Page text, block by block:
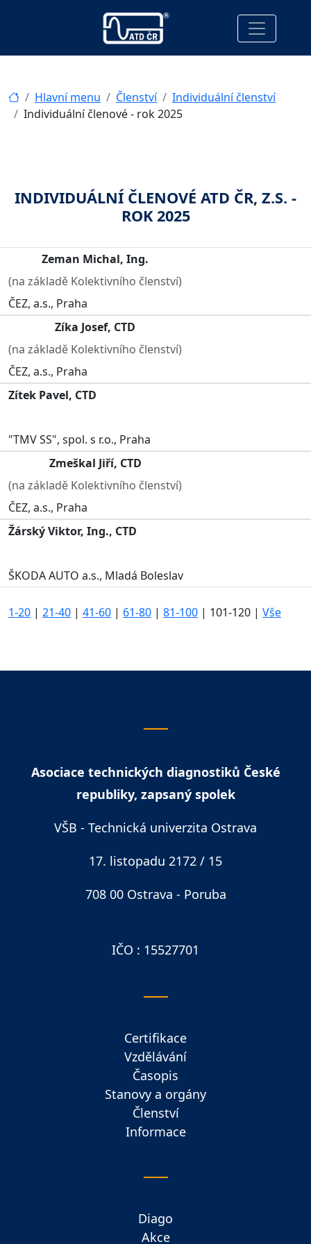
Hlavní menu Členství
Individuální členství
Individuální členové - rok 2025
INDIVIDUÁLNÍ ČLENOVÉ ATD ČR, Z.S. -
ROK 2025
Zeman Michal, Ing.
(na základě Kolektivního členství)
ČEZ, a.s., Praha
Zíka Josef, CTD
(na základě Kolektivního členství)
ČEZ, a.s., Praha
Zítek Pavel, CTD
"TMV SS", spol. s r.o., Praha
Zmeškal Jiří, CTD
(na základě Kolektivního členství)
ČEZ, a.s., Praha
Žárský Viktor, Ing., CTD
ŠKODA AUTO a.s., Mladá Boleslav
1-20 | 21-40 | 41-60 | 61-80 | 81-100 | 101-120 | Vše
Asociace technických diagnostiků České
republiky, zapsaný spolek
VŠB - Technická univerzita Ostrava
17. listopadu 2172 / 15
708 00 Ostrava - Poruba
IČO : 15527701
Certifikace
Vzdělávání
Časopis
Stanovy a orgány
Členství
Informace
Diago
Akce